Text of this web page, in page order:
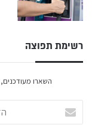
רשימת תפוצה
השארו
את